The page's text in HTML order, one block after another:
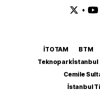
•
İTOTAM BTM
Teknopark İstanbul
Cemile
İstanbul